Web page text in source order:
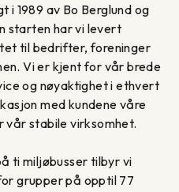
i 1989 av Bo Berglund og
starten har vi levert
til bedrifter, foreninger
Vi er kjent for vår brede
og nøyaktighet i ethvert
med kundene våre
stabile virksomhet.
ti miljøbusser tilbyr vi
grupper på opptil 77